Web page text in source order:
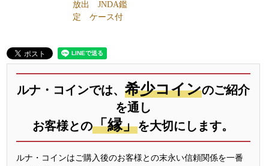
放出 JNDA鑑
定 ケース付
ルナ・コインでは、 希少コインのご紹介
を通し
お客様との「縁」を大切にします。
ルナ・コインはご購入後のお客様との末永い信頼関係を一番